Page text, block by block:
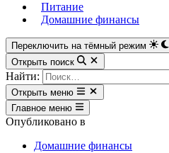
Питание
Домашние финансы
Переключить на тёмный режим
Открыть поиск
Найти:
Открыть меню
Главное меню
Опубликовано в
Домашние финансы